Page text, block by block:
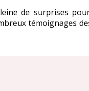
de surprises
témoignages